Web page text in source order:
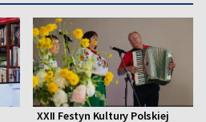
XXII Festyn Kultury Polskiej